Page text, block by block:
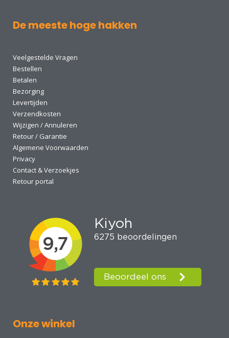
De meeste hoge hakken
Veelgestelde Vragen
Bestellen
Betalen
Bezorging
Levertijden
Verzendkosten
Wijzigen / Annuleren
Retour / Garantie
Algemene Voorwaarden
Privacy
Contact & Verzoekjes
Retour portal
Onze winkel